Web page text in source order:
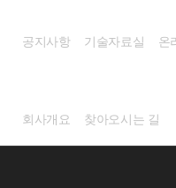
공지사항 기술자료실 온
회사개요 찾아오시는 길